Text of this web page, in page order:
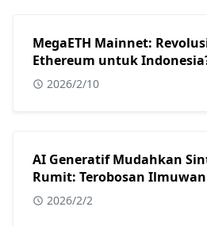
MegaETH Mainnet:
Ethereum untuk
2026/2/10
AI Generatif Mudahkan
Rumit: Terobosan
2026/2/2